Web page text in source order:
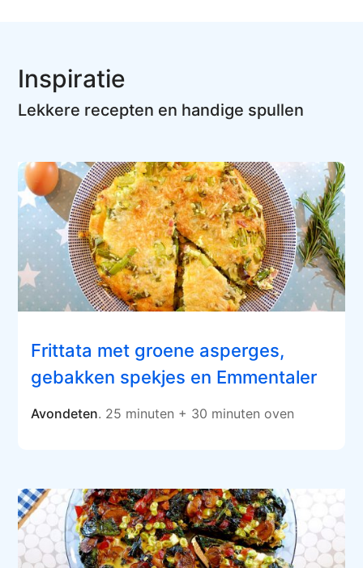
Inspiratie
Lekkere recepten en handige spullen
Frittata met groene asperges,
gebakken spekjes en Emmentaler
Avondeten. 25 minuten + 30 minuten oven